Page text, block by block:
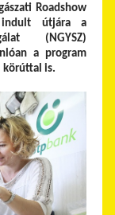
Roadshow
indult útjára a
(NGYSZ)
a program
körúttal is.